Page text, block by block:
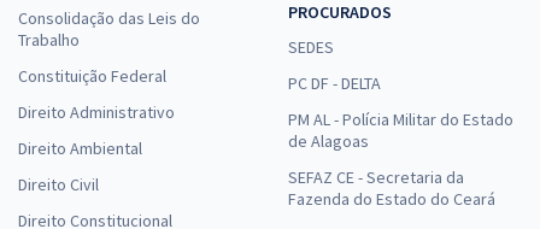
Consolidação das Leis do
Trabalho
Constituição Federal
Direito Administrativo
Direito Ambiental
Direito Civil
Direito Constitucional
PROCURADOS
SEDES
PC DF - DELTA
PM AL - Polícia Militar do Estado
de Alagoas
SEFAZ CE - Secretaria da
Fazenda do Estado do Ceará